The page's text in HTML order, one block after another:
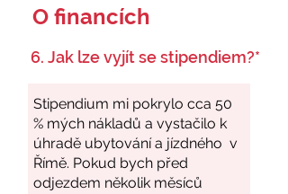
O financích
6. Jak lze vyjít se stipendiem?*